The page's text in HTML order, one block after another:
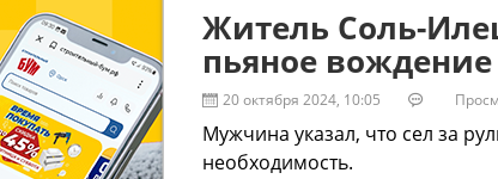
Житель Соль-
пьяное вождение
20 октября 2024, 10:05
Мужчина указал, что сел за
необходимость.